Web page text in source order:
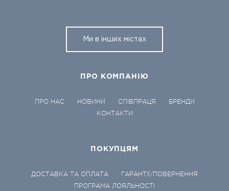
Ми в інших містах
ПРО КОМПАНІЮ
ПРО НАС НОВИНИ СПІВПРАЦЯ
БРЕНДИ
КОНТАКТИ
ПОКУПЦЯМ
ДОСТАВКА ТА ОПЛАТА
ГАРАНТІЇ/ПОВЕРНЕННЯ
ПРОГРАМА ЛОЯЛЬНОСТІ